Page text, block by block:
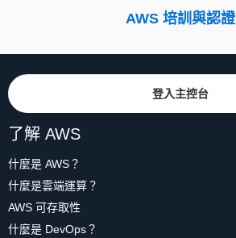
AWS 培訓與認證
登入主控台
了解 AWS
什麼是 AWS？
什麼是雲端運算？
AWS 可存取性
什麼是 DevOps？